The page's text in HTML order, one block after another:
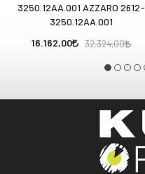
3250.12AA.001 AZZARO 2612-
3250.12AA.001
16.162,00
32.324,00